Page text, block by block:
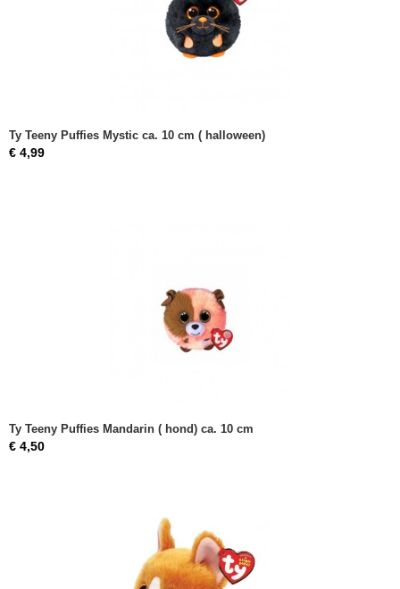
Ty Teeny Puffies Mystic ca. 10 cm ( halloween)
€ 4,99
Ty Teeny Puffies Mandarin ( hond) ca. 10 cm
€ 4,50